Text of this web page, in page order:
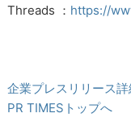
Threads ： https://
企業プレスリリース
PR TIMESトップへ